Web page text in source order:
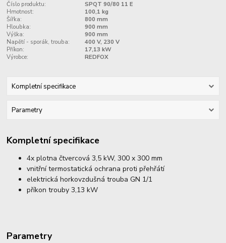
Číslo produktu:
SPQT 90/80 11 E
Hmotnost:
100,1 kg
Šířka:
800 mm
Hloubka:
900 mm
Výška:
900 mm
Napětí - sporák, trouba:
400 V, 230 V
Příkon:
17,13 kW
Výrobce:
REDFOX
Kompletní specifikace
Parametry
Kompletní specifikace
4x plotna čtvercová 3,5 kW, 300 x 300 mm
vnitřní termostatická ochrana proti přehřátí
elektrická horkovzdušná trouba GN 1/1
příkon trouby 3,13 kW
Parametry